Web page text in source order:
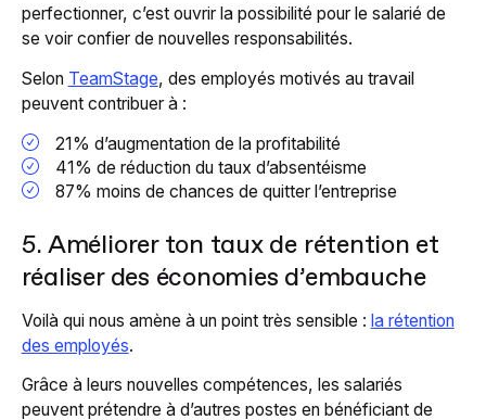
perfectionner, c’est ouvrir la possibilité pour le salarié de
se voir confier de nouvelles responsabilités.
Selon TeamStage, des employés motivés au travail
peuvent contribuer à :
21% d’augmentation de la profitabilité
41% de réduction du taux d’absentéisme
87% moins de chances de quitter l’entreprise
5. Améliorer ton taux de rétention et
réaliser des économies d’embauche
Voilà qui nous amène à un point très sensible : la rétention
des employés.
Grâce à leurs nouvelles compétences, les salariés
peuvent prétendre à d’autres postes en bénéficiant de